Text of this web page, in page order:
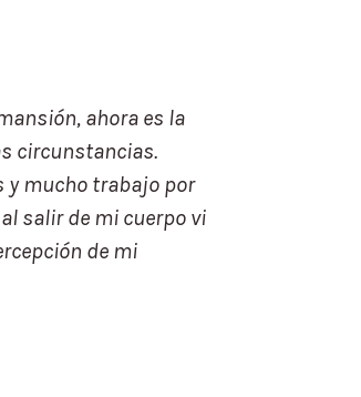
ahora es la
circunstancias.
y mucho trabajo por
salir de mi cuerpo vi
de mi